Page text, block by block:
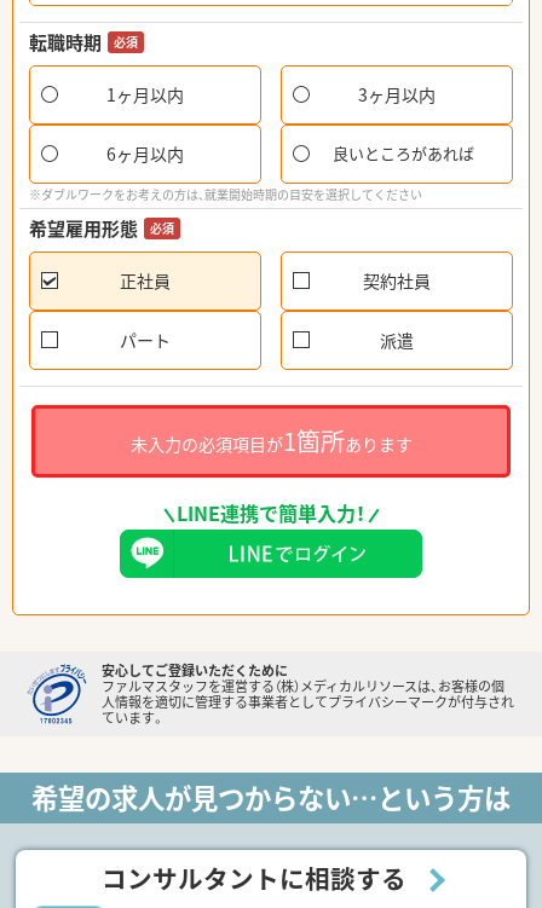
転職時期 必須
1ヶ月以内 3ヶ月以内
6ヶ月以内 良いところがあれば
※ダブルワークをお考えの方は、就業開始時期の目安を選択してください
希望雇用形態 必須
正社員 契約社員
パート 派遣
未入力の必須項目が1箇所あります
LINE連携で簡単入力！
安心してご登録いただくために
ファルマスタッフを運営する（株）メディカルリソースは、お客様の個
人情報を適切に管理する事業者としてプライバシーマークが付与され
ています。
希望の求人が見つからない…という方は
コンサルタントに相談する